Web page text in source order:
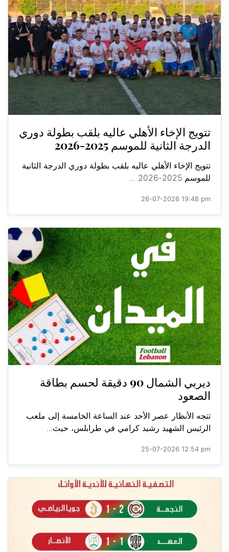
تتويج الإخاء الأهلي عاليه بلقب بطولة دوري
الدرجة الثانية للموسم 2025-2026
تتويج الإخاء الأهلي عاليه بلقب بطولة دوري الدرجة الثانية
للموسم 2025-2026 ...
26-07-2026 19:48 pm
ديربي الشمال 90 دقيقة لحسم بطاقة
الصعود
تتجه الأنظار عصر الأحد عند الساعة الخامسة إلى ملعب
الرئيس الشهيد رشيد كرامي في طرابلس، حيث...
25-07-2026 12:54 pm